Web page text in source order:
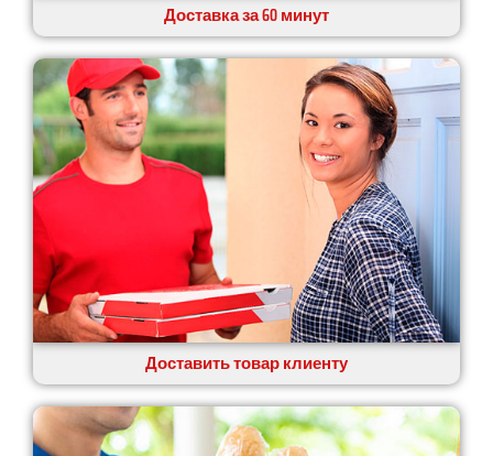
Доставка за 60 минут
Доставить товар клиенту